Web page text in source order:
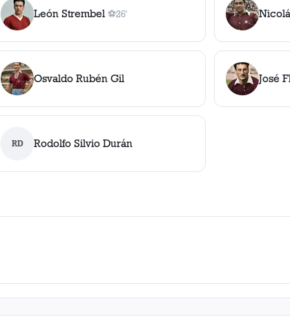
León Strembel ⚽
1gol
26'
Osvaldo Rubén Gil José
RD Rodolfo Silvio Durán